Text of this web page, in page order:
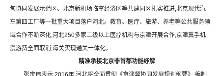
甸协同发展示范区、北京新机场临空经济区等共建园区扎实推进,北京现代汽
车第四工厂等一批重大项目落户河北。教育、医疗、旅游、养老等公共服务领
域合作不断深化,河北250多家二级以上医疗机构与京津开展合作,京津冀手机
漫游费全面取消,海关实现通关一体化。
精准承接北京非首都功能纾解
张庆伟表示,2016年,河北将全面贯彻《京津冀协同发展规划纲要》 ,编制